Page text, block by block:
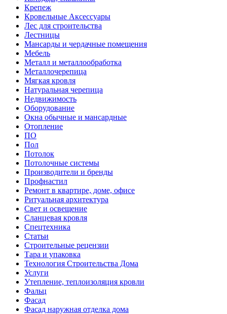
Крепеж
Кровельные Аксессуары
Лес для строительства
Лестницы
Мансарды и чердачные помещения
Мебель
Металл и металлообработка
Металлочерепица
Мягкая кровля
Натуральная черепица
Недвижимость
Оборудование
Окна обычные и мансардные
Отопление
ПО
Пол
Потолок
Потолочные системы
Производители и бренды
Профнастил
Ремонт в квартире, доме, офисе
Ритуальная архитектура
Свет и освещение
Сланцевая кровля
Спецтехника
Статьи
Строительные рецензии
Тара и упаковка
Технология Строительства Дома
Услуги
Утепление, теплоизоляция кровли
Фальц
Фасад
Фасад наружная отделка дома